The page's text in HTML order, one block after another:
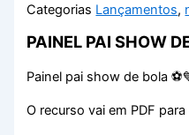
Categorias Lançamentos,
PAINEL PAI SHOW
Painel pai show de bola
O recurso vai em PDF